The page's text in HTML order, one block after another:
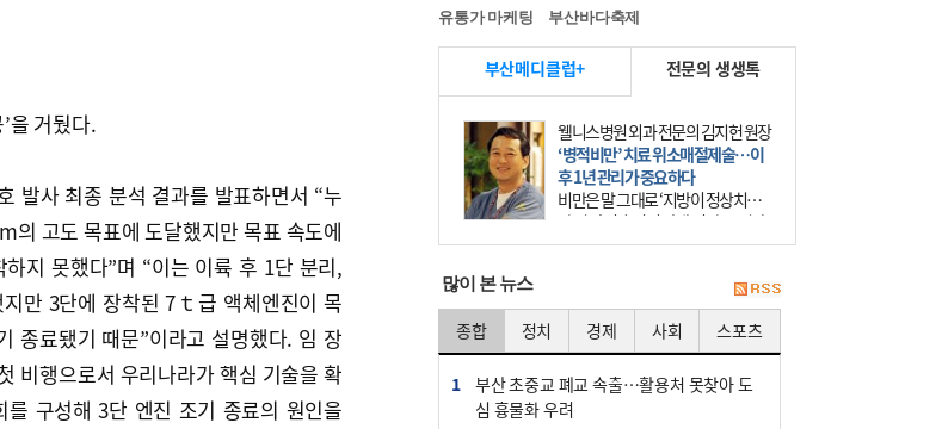
을 거뒀다.
발사 최종 분석 결과를 발표하면서 “누
의 고도 목표에 도달했지만 목표 속도에
지 못했다”며 “이는 이륙 후 1단 분리,
만 3단에 장착된 7ｔ급 액체엔진이 목
종료됐기 때문”이라고 설명했다. 임 장
비행으로서 우리나라가 핵심 기술을 확
구성해 3단 엔진 조기 종료의 원인을
유통가 마케팅 부산바다축제
부산메디클럽+ 전문의 생생톡
웰니스병원 외과 전문의 김지헌 원장
‘병적비만’ 치료 위소매절제술…이
후 1년 관리가 중요하다
비만은 말 그대로 ‘지방이 정상치보
다 더 많이 축적된 상태’이다. 그러나
비만은 더는 외모의 문제에 끝나지 않
많이 본 뉴스
종합 정치 경제 사회 스포츠
1
부산 초중교 폐교 속출…활용처 못찾아 도
심 흉물화 우려